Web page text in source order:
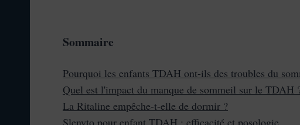
Sommaire
Pourquoi les enfants TDAH ont-ils des troubles du
Quel est l'impact du manque de sommeil sur le TDAH
La Ritaline empêche-t-elle de dormir ?